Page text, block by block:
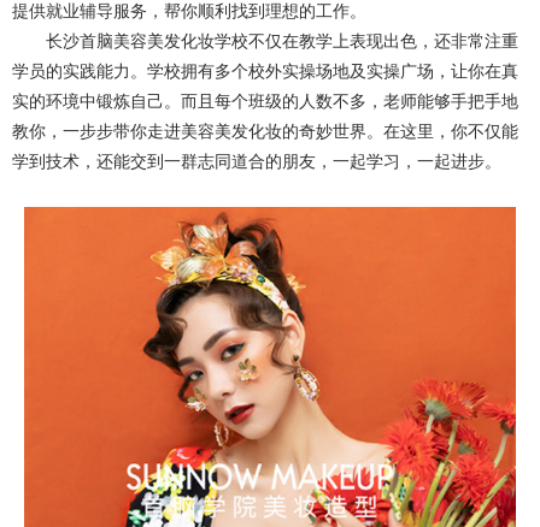
提供就业辅导服务，帮你顺利找到理想的工作。
长沙首脑美容美发化妆学校不仅在教学上表现出色，还非常注重
学员的实践能力。学校拥有多个校外实操场地及实操广场，让你在真
实的环境中锻炼自己。而且每个班级的人数不多，老师能够手把手地
教你，一步步带你走进美容美发化妆的奇妙世界。在这里，你不仅能
学到技术，还能交到一群志同道合的朋友，一起学习，一起进步。